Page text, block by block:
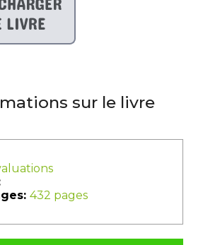
sur le livre
432 pages